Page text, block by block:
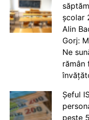
școlar
Alin
Gorj:
Ne
rămân
Șeful
peste